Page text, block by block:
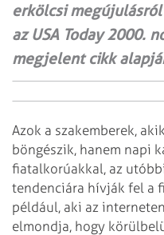
erkölcsi
az USA Today 2000.
megjelent cikk
Azok a szakemberek,
böngészik, hanem napi
fiatalkorúakkal, az
tendenciára hívják fel a
például, aki az
elmondja, hogy